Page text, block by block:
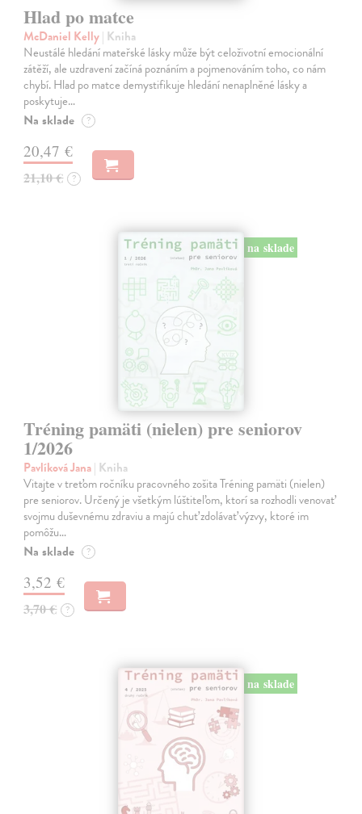
Hlad po matce
McDaniel Kelly| Kniha
Neustálé hledání mateřské lásky může být celoživotní emocionální
zátěží, ale uzdravení začíná poznáním a pojmenováním toho, co nám
chybí. Hlad po matce demystifikuje hledání nenaplněné lásky a
poskytuje…
Na sklade ?
20,47 €
21,10 € ?
na sklade
Tréning pamäti (nielen) pre seniorov
1/2026
Pavlíková Jana| Kniha
Vitajte v treťom ročníku pracovného zošita Tréning pamäti (nielen)
pre seniorov. Určený je všetkým lúštiteľom, ktorí sa rozhodli venovať
svojmu duševnému zdraviu a majú chuť zdolávať výzvy, ktoré im
pomôžu…
Na sklade ?
3,52 €
3,70 € ?
na sklade